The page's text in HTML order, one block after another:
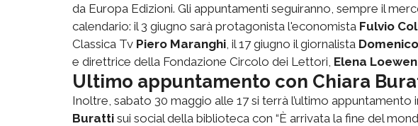
da Europa Edizioni. Gli appuntamenti seguiranno, sempre il
calendario: il 3 giugno sarà protagonista l'economista Fulvio
Classica Tv Piero Maranghi , il 17 giugno il giornalista
e direttrice della Fondazione Circolo dei Lettori, Elena
Ultimo appuntamento con Chiara
Inoltre, sabato 30 maggio alle 17 si terrà l’ultimo appuntamento
Buratti sui social della biblioteca con “È arrivata la fine del